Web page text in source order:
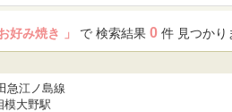
好み焼き 」 で 検索結果 0 件 見つかり
急江ノ島線
模大野駅